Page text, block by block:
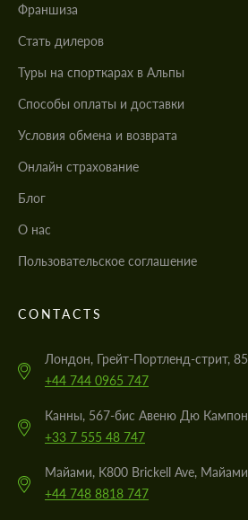
Франшиза
Стать дилеров
Туры на спорткарах в Альпы
Cпособы оплаты и доставки
Условия обмена и возврата
Онлайн страхование
Блог
О нас
Пользовательское соглашение
CONTACTS
Лондон, Грейт-Портленд-стрит, 85
+44 744 0965 747
Канны, 567-бис Авеню Дю Кампон
+33 7 555 48 747
Майами, K800 Brickell Ave, Майами
+44 748 8818 747